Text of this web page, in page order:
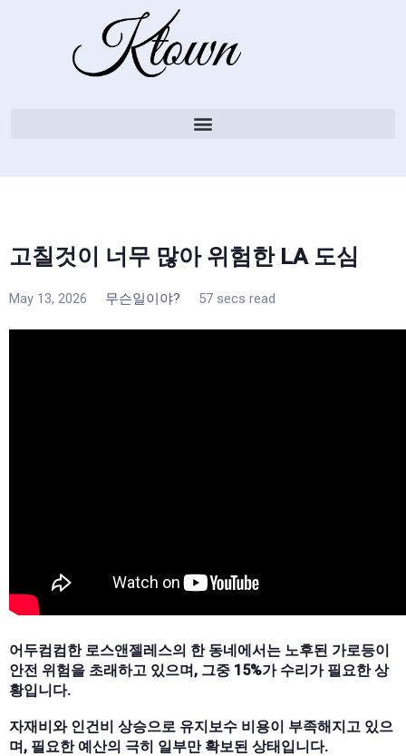
고칠것이 너무 많아 위험한 LA 도심
May 13, 2026 무슨일이야? 57 secs read
어두컴컴한 로스앤젤레스의 한 동네에서는 노후된 가로등이
안전 위험을 초래하고 있으며, 그중 15%가 수리가 필요한 상
황입니다.
자재비와 인건비 상승으로 유지보수 비용이 부족해지고 있으
며, 필요한 예산의 극히 일부만 확보된 상태입니다.